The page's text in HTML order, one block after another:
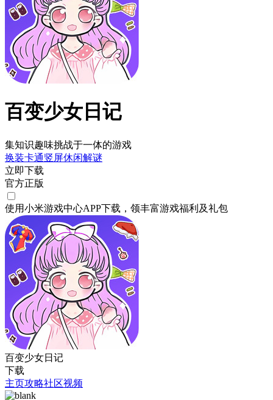
百变少女日记
集知识趣味挑战于一体的游戏
换装卡通竖屏休闲解谜
立即下载
官方正版
使用小米游戏中心APP下载 ，领丰富游戏福利 及礼包
百变少女日记
下载
主页攻略社区视频